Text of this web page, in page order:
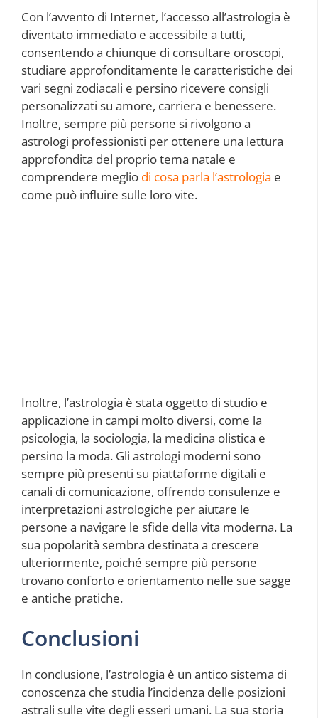
Con l’avvento di Internet, l’accesso all’astrologia è
diventato immediato e accessibile a tutti,
consentendo a chiunque di consultare oroscopi,
studiare approfonditamente le caratteristiche dei
vari segni zodiacali e persino ricevere consigli
personalizzati su amore, carriera e benessere.
Inoltre, sempre più persone si rivolgono a
astrologi professionisti per ottenere una lettura
approfondita del proprio tema natale e
comprendere meglio di cosa parla l’astrologia e
come può influire sulle loro vite.
Inoltre, l’astrologia è stata oggetto di studio e
applicazione in campi molto diversi, come la
psicologia, la sociologia, la medicina olistica e
persino la moda. Gli astrologi moderni sono
sempre più presenti su piattaforme digitali e
canali di comunicazione, offrendo consulenze e
interpretazioni astrologiche per aiutare le
persone a navigare le sfide della vita moderna. La
sua popolarità sembra destinata a crescere
ulteriormente, poiché sempre più persone
trovano conforto e orientamento nelle sue sagge
e antiche pratiche.
Conclusioni
In conclusione, l’astrologia è un antico sistema di
conoscenza che studia l’incidenza delle posizioni
astrali sulle vite degli esseri umani. La sua storia